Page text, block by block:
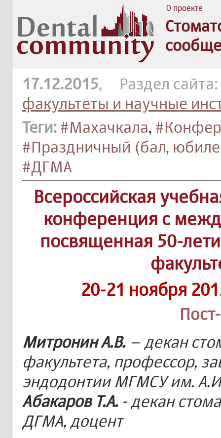
О проекте
17.12.2015, Раздел сайта:
факультеты и научные
Теги: #Махачкала,
#Праздничный (бал,
#ДГМА
Всероссийская
конференция с
посвященная 50-
20-21 ноября
Митронин А.В.– декан
факультета, профессор,
эндодонтии МГМСУ им.
Абакаров Т.А.- декан
ДГМА, доцент